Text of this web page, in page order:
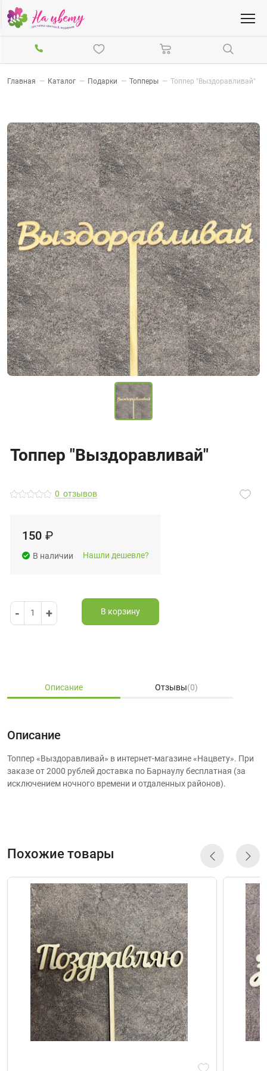
Главная — Каталог — Подарки — Топперы — Топпер "Выздоравливай"
Топпер "Выздоравливай"
0 отзывов
150 ₽
В наличии Нашли дешевле?
- 1 + В корзину
Описание Отзывы(0)
Описание
Топпер «Выздоравливай» в интернет-магазине «Нацвету». При
заказе от 2000 рублей доставка по Барнаулу бесплатная (за
исключением ночного времени и отдаленных районов).
Похожие товары